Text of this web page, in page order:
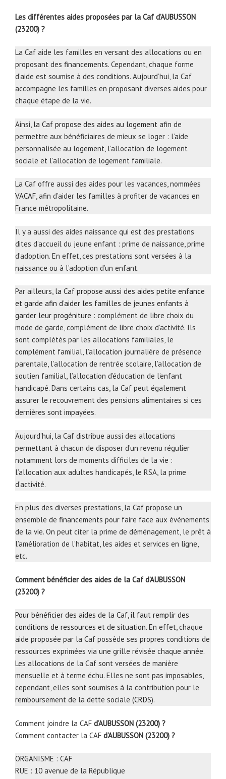
Les différentes aides proposées par la Caf d’AUBUSSON
(23200) ?
La Caf aide les familles en versant des allocations ou en
proposant des financements. Cependant, chaque forme
d’aide est soumise à des conditions. Aujourd’hui, la Caf
accompagne les familles en proposant diverses aides pour
chaque étape de la vie.
Ainsi, la Caf propose des aides au logement afin de
permettre aux bénéficiaires de mieux se loger : l’aide
personnalisée au logement, l’allocation de logement
sociale et l’allocation de logement familiale.
La Caf offre aussi des aides pour les vacances, nommées
VACAF, afin d’aider les familles à profiter de vacances en
France métropolitaine.
Il y a aussi des aides naissance qui est des prestations
dites d’accueil du jeune enfant : prime de naissance, prime
d’adoption. En effet, ces prestations sont versées à la
naissance ou à l’adoption d’un enfant.
Par ailleurs, la Caf propose aussi des aides petite enfance
et garde afin d’aider les familles de jeunes enfants à
garder leur progéniture : complément de libre choix du
mode de garde, complément de libre choix d’activité. Ils
sont complétés par les allocations familiales, le
complément familial, l’allocation journalière de présence
parentale, l’allocation de rentrée scolaire, l’allocation de
soutien familial, l’allocation d’éducation de l’enfant
handicapé. Dans certains cas, la Caf peut également
assurer le recouvrement des pensions alimentaires si ces
dernières sont impayées.
Aujourd’hui, la Caf distribue aussi des allocations
permettant à chacun de disposer d’un revenu régulier
notamment lors de moments difficiles de la vie :
l’allocation aux adultes handicapés, le RSA, la prime
d’activité.
En plus des diverses prestations, la Caf propose un
ensemble de financements pour faire face aux événements
de la vie. On peut citer la prime de déménagement, le prêt à
l’amélioration de l’habitat, les aides et services en ligne,
etc.
Comment bénéficier des aides de la Caf d’AUBUSSON
(23200) ?
Pour bénéficier des aides de la Caf, il faut remplir des
conditions de ressources et de situation. En effet, chaque
aide proposée par la Caf possède ses propres conditions de
ressources exprimées via une grille révisée chaque année.
Les allocations de la Caf sont versées de manière
mensuelle et à terme échu. Elles ne sont pas imposables,
cependant, elles sont soumises à la contribution pour le
remboursement de la dette sociale (CRDS).
Comment joindre la CAF d’AUBUSSON (23200) ?
Comment contacter la CAF d’AUBUSSON (23200) ?
ORGANISME : CAF
RUE : 10 avenue de la République